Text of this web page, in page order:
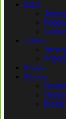
КПЛ
1 Лига
Клубы
Футзал
Кубок